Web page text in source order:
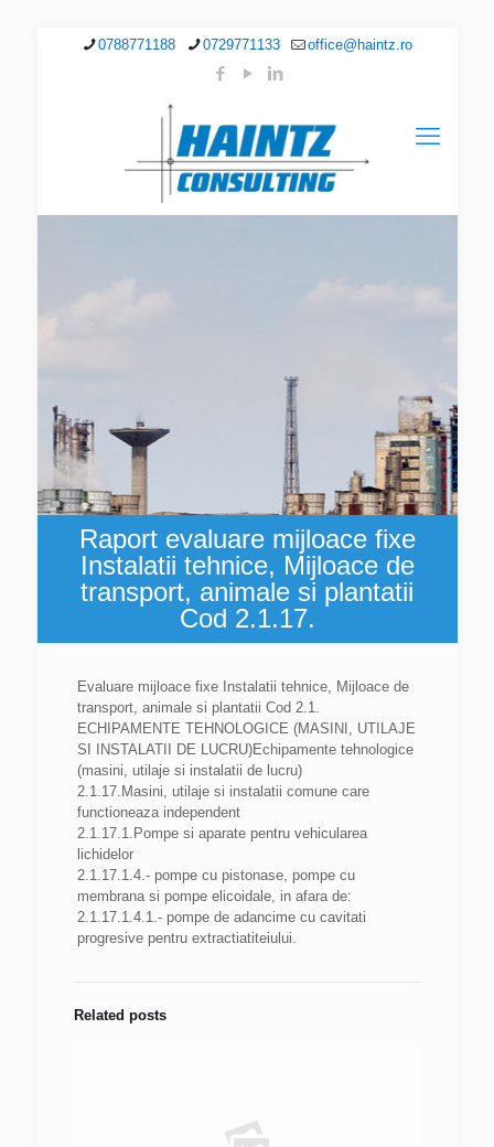
0788771188 0729771133 office@haintz.ro
Raport evaluare mijloace fixe
Instalatii tehnice, Mijloace de
transport, animale si plantatii
Cod 2.1.17.
Evaluare mijloace fixe Instalatii tehnice, Mijloace de
transport, animale si plantatii Cod 2.1.
ECHIPAMENTE TEHNOLOGICE (MASINI, UTILAJE
SI INSTALATII DE LUCRU)Echipamente tehnologice
(masini, utilaje si instalatii de lucru)
2.1.17.Masini, utilaje si instalatii comune care
functioneaza independent
2.1.17.1.Pompe si aparate pentru vehicularea
lichidelor
2.1.17.1.4.- pompe cu pistonase, pompe cu
membrana si pompe elicoidale, in afara de:
2.1.17.1.4.1.- pompe de adancime cu cavitati
progresive pentru extractiatiteiului.
Related posts